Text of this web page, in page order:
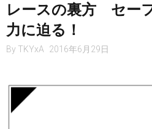
レースの裏方 セー
力に迫る！
By TKYxA 2016年6月29日